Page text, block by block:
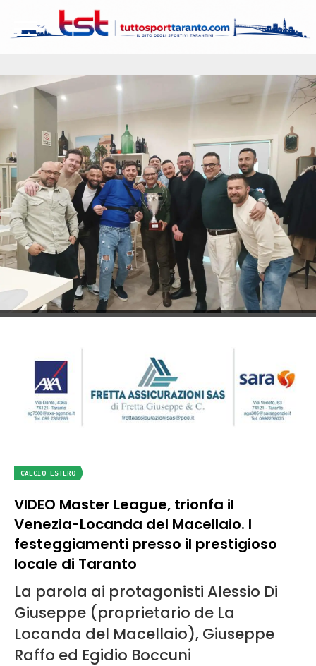
CALCIO ESTERO
VIDEO Master League, trionfa il
Venezia-Locanda del Macellaio. I
festeggiamenti presso il prestigioso
locale di Taranto
La parola ai protagonisti Alessio Di
Giuseppe (proprietario de La
Locanda del Macellaio), Giuseppe
Raffo ed Egidio Boccuni